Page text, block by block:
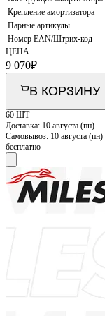
Крепление амортизатора
Парные артикулы
Номер EAN/Штрих-код
ЦЕНА
9 070₽
В КОРЗИНУ
60 ШТ
Доставка: 10 августа (пн)
Самовывоз: 10 августа (пн)
бесплатно